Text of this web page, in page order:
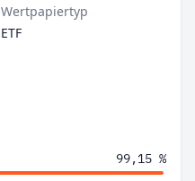
Wertpapiertyp
ETF
99,15 %